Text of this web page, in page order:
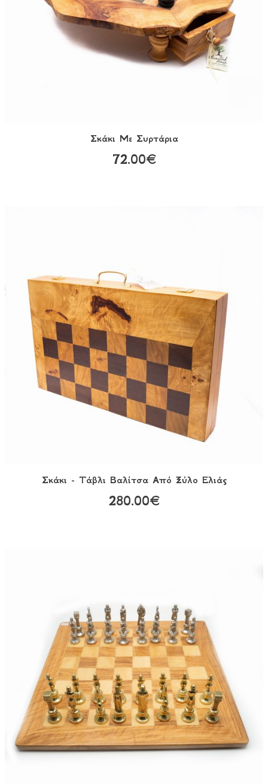
Σκάκι Με Συρτάρια
72.00€
Σκάκι - Τάβλι Bαλίτσα Aπό Ξύλο Ελιάς
280.00€